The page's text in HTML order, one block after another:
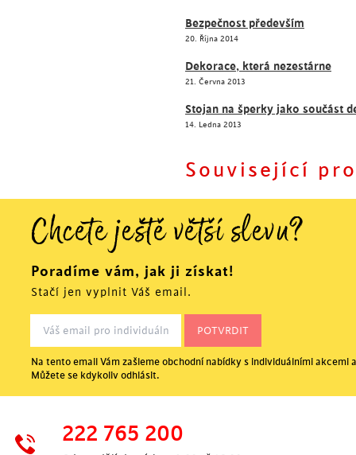
Bezpečnost především
20. Října 2014
Dekorace, která nezestárne
21. Června 2013
Stojan na šperky jako součást
14. Ledna 2013
Související
Chcete ještě větší slevu?
Poradíme vám, jak ji získat!
Stačí jen vyplnit Váš email.
Na tento email Vám zašleme obchodní nabídky s individuálními akcemi
Můžete se kdykoliv odhlásit.
222 765 200